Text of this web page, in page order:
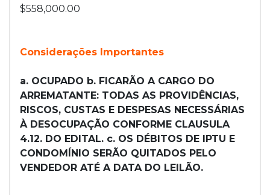
$558,000.00
Considerações Importantes
a. OCUPADO b. FICARÃO A CARGO DO
ARREMATANTE: TODAS AS PROVIDÊNCIAS,
RISCOS, CUSTAS E DESPESAS NECESSÁRIAS
À DESOCUPAÇÃO CONFORME CLAUSULA
4.12. DO EDITAL. c. OS DÉBITOS DE IPTU E
CONDOMÍNIO SERÃO QUITADOS PELO
VENDEDOR ATÉ A DATA DO LEILÃO.